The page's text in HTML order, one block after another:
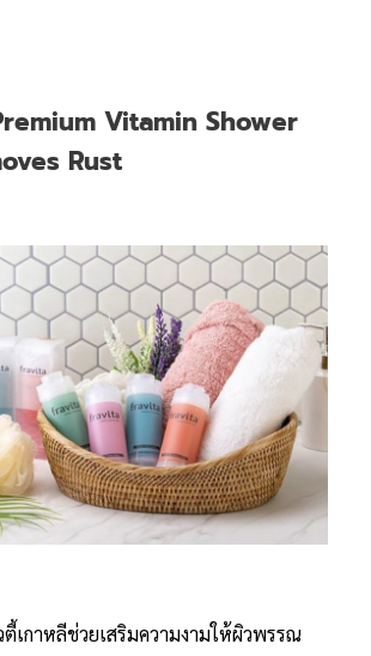
Vitamin Shower
Rust
เกาหลีช่วยเสริมความงามให้ผิวพรรณ